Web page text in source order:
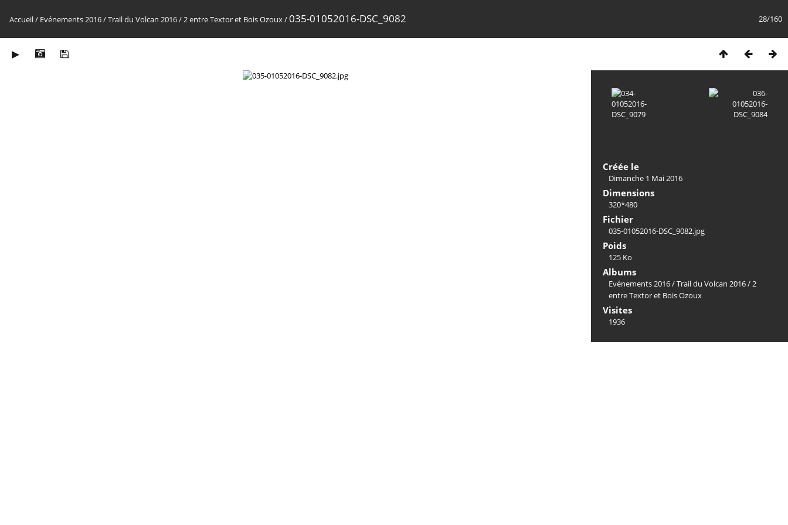
28/160
Accueil/ Evénements 2016/Trail du Volcan 2016/2 entre Textor et Bois Ozoux/035-01052016-DSC_9082
Créée le
Dimanche 1 Mai 2016
Dimensions
320*480
Fichier
035-01052016-DSC_9082.jpg
Poids
125 Ko
Albums
Evénements 2016/Trail du Volcan 2016/2
entre Textor et Bois Ozoux
Visites
1936